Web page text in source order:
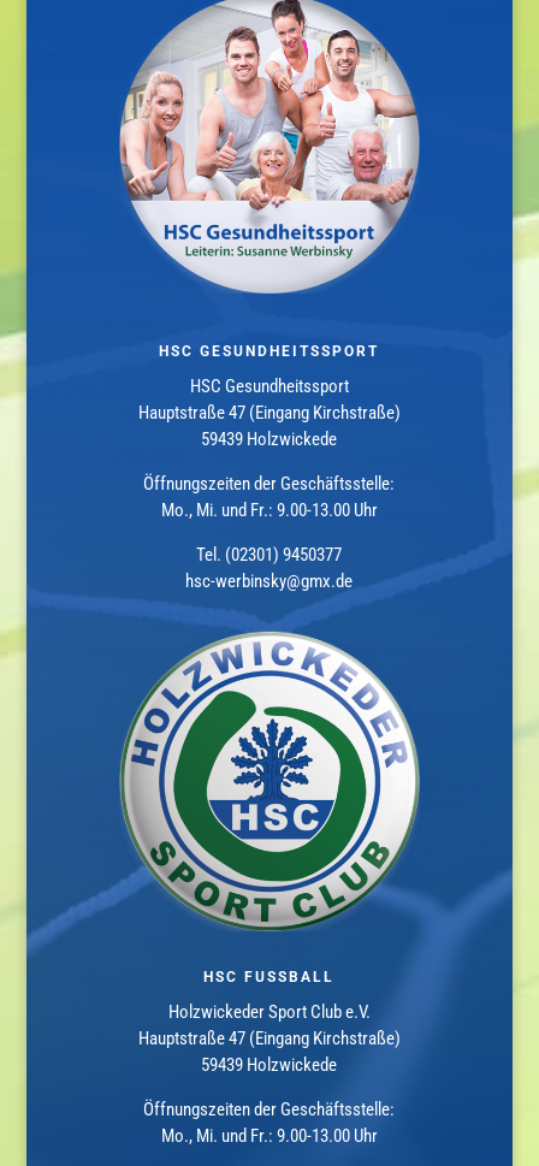
HSC GESUNDHEITSSPORT
HSC Gesundheitssport
Hauptstraße 47 (Eingang Kirchstraße)
59439 Holzwickede
Öffnungszeiten der Geschäftsstelle:
Mo., Mi. und Fr.: 9.00-13.00 Uhr
Tel. (02301) 9450377
hsc-werbinsky@gmx.de
HSC FUSSBALL
Holzwickeder Sport Club e.V.
Hauptstraße 47 (Eingang Kirchstraße)
59439 Holzwickede
Öffnungszeiten der Geschäftsstelle:
Mo., Mi. und Fr.: 9.00-13.00 Uhr